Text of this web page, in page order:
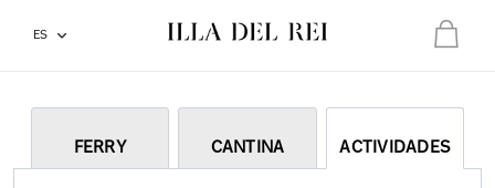
ES
Tu cesta esta vacía
FERRY CANTINA ACTIVIDADES